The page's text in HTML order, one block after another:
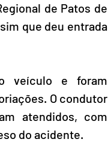
de Patos de
que deu entrada
veículo e foram
O condutor
atendidos, com
do acidente.